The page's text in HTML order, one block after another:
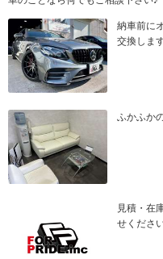
納車前に
交換しま
ふかふか
見積・在
せくださ